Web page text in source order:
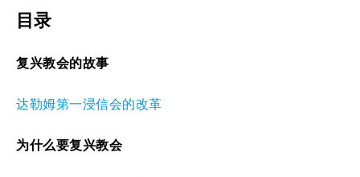
目录
复兴教会的故事
达勒姆第一浸信会的改革
为什么要复兴教会